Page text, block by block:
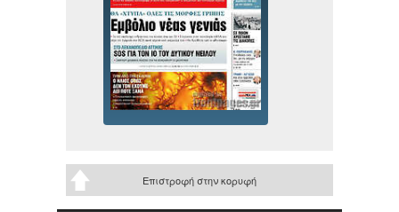
Επιστροφή στην κορυφή